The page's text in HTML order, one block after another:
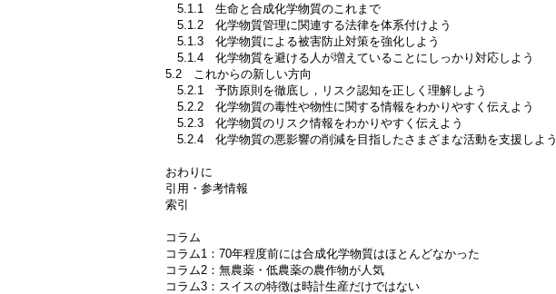
5.1.1 生命と合成化学物質のこれまで
5.1.2 化学物質管理に関連する法律を体系付けよう
5.1.3 化学物質による被害防止対策を強化しよう
5.1.4 化学物質を避ける人が増えていることにしっかり対応しよう
5.2 これからの新しい方向
5.2.1 予防原則を徹底し，リスク認知を正しく理解しよう
5.2.2 化学物質の毒性や物性に関する情報をわかりやすく伝えよう
5.2.3 化学物質のリスク情報をわかりやすく伝えよう
5.2.4 化学物質の悪影響の削減を目指したさまざまな活動を支援しよう
おわりに
引用・参考情報
索引
コラム
コラム1：70年程度前には合成化学物質はほとんどなかった
コラム2：無農薬・低農薬の農作物が人気
コラム3：スイスの特徴は時計生産だけではない